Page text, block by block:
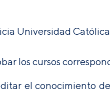
Universidad
los cursos
el conocimiento